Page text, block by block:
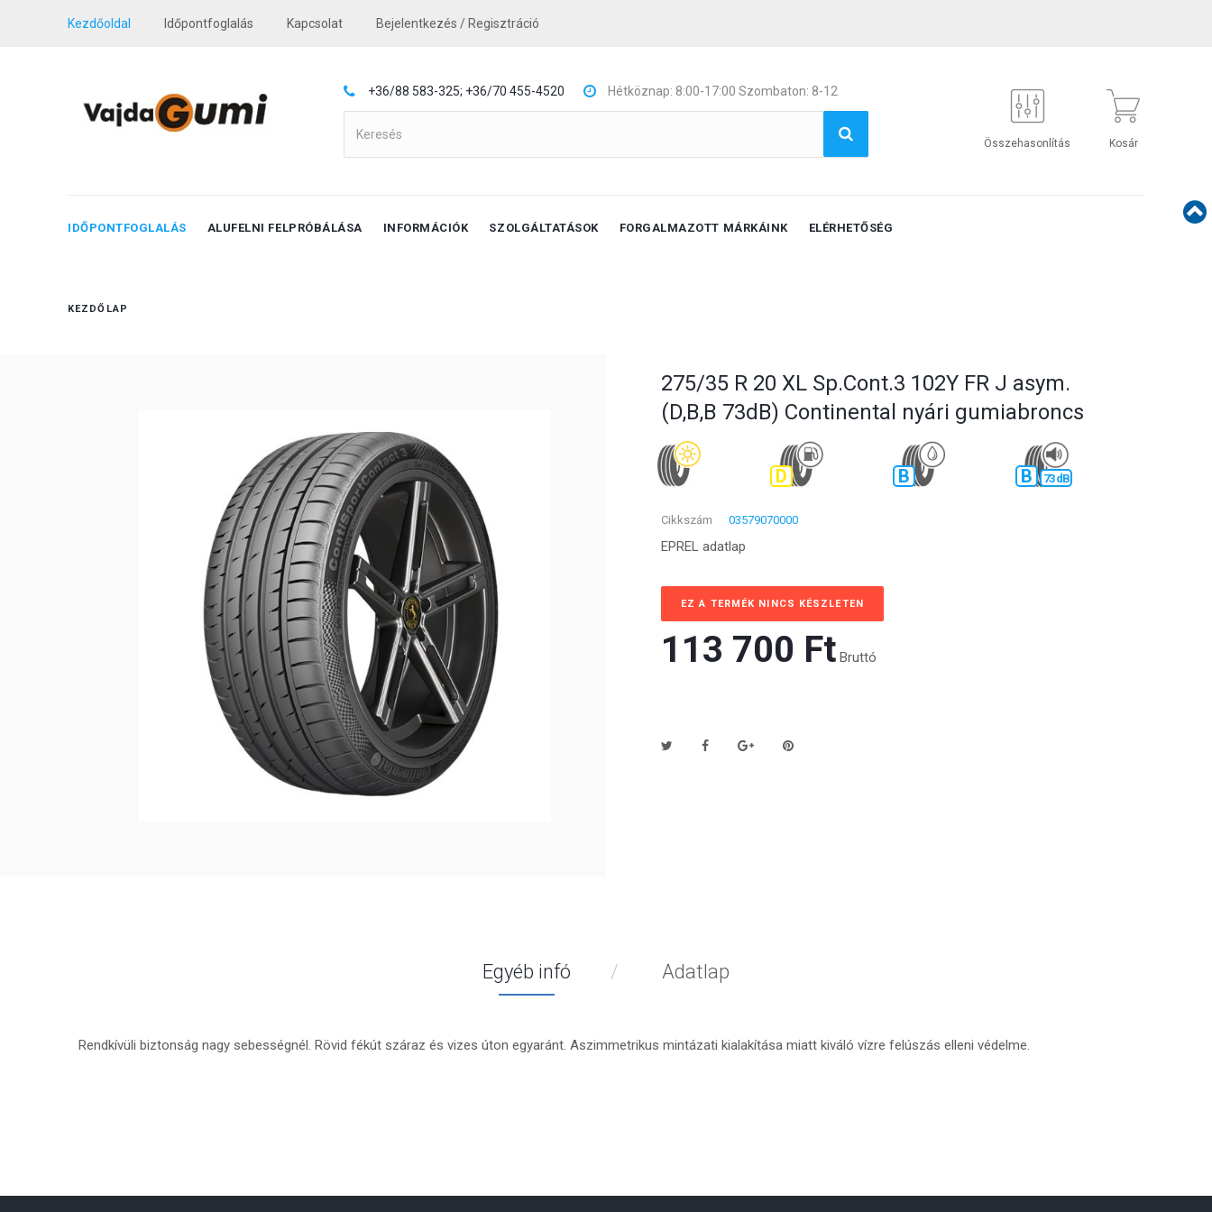
Kezdőoldal Időpontfoglalás Kapcsolat Bejelentkezés / Regisztráció
+36/88 583-325; +36/70 455-4520 Hétköznap: 8:00-17:00 Szombaton: 8-12
Összehasonlítás Kosár
IDŐPONTFOGLALÁS ALUFELNI FELPRÓBÁLÁSA INFORMÁCIÓK SZOLGÁLTATÁSOK FORGALMAZOTT MÁRKÁINK ELÉRHETŐSÉG
KEZDŐLAP
275/35 R 20 XL Sp.Cont.3 102Y FR J asym.
(D,B,B 73dB) Continental nyári gumiabroncs
D B B 73 dB
Cikkszám 03579070000
EPREL adatlap
EZ A TERMÉK NINCS KÉSZLETEN
113 700 Ft‎ Bruttó
Egyéb infó Adatlap
Rendkívüli biztonság nagy sebességnél. Rövid fékút száraz és vizes úton egyaránt. Aszimmetrikus mintázati kialakítása miatt kiváló vízre felúszás elleni védelme.